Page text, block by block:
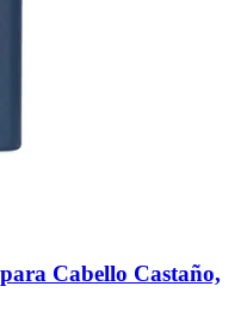
Cabello Castaño,